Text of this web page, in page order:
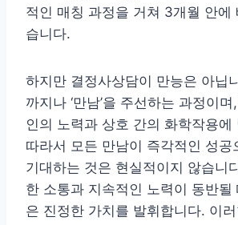
적인 매칭 과정을 거쳐 3개월 안에
습니다.
하지만 결정사상담이 만능은 아닙
까지나 ‘만남’을 주선하는 과정이
인의 노력과 상호 간의 화학작용에
따라서 모든 만남이 즉각적인 성공
기대하는 것은 현실적이지 않습니
한 소통과 지속적인 노력이 동반될
은 진정한 가치를 발휘합니다. 이